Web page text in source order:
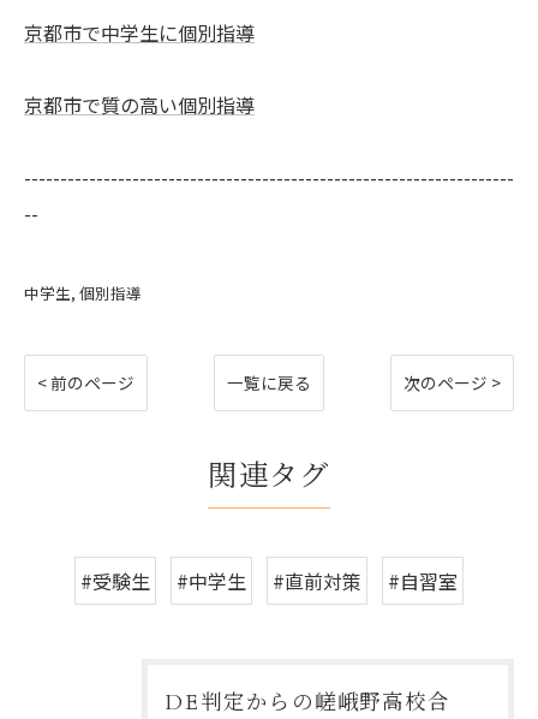
京都市で中学生に個別指導
京都市で質の高い個別指導
--------------------------------------------------------------------
--
中学生 個別指導
< 前のページ 一覧に戻る 次のページ >
関連タグ
#受験生 #中学生 #直前対策 #自習室
DE判定からの嵯峨野高校合